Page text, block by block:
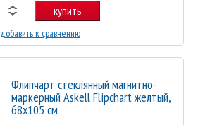
купить
добавить к сравнению
Флипчарт стеклянный магнитно-
маркерный Askell Flipchart желтый,
68х105 см